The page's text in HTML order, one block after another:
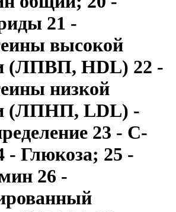
21 -
высокой
(ЛПВП, HDL) 22 -
низкой
(ЛПНП, LDL) -
23 - С-
- Глюкоза; 25 -
26 -